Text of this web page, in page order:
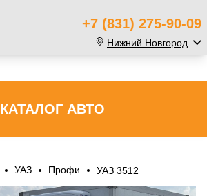
+7 (831) 275-90-09
Нижний Новгород
КАТАЛОГ АВТО
УАЗ Профи УАЗ 3512